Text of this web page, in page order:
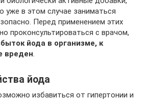
в этом случае заниматься
Перед применением этих
проконсультироваться с врачом,
йода в организме, к
вреден
йода
избавиться от гипертонии и